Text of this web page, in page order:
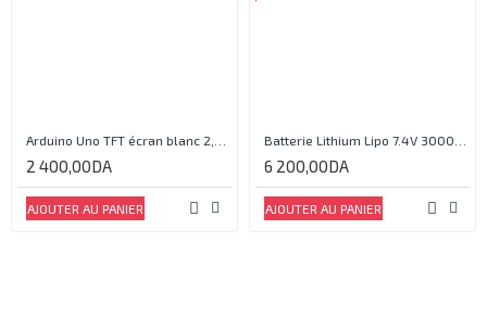
2 400,00DA
AJOUTER AU PANIER
6 200,00DA
AJOUTER AU PANIER